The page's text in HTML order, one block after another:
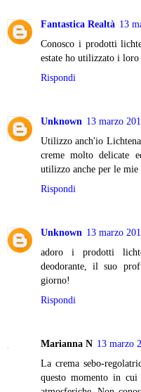
Fantastica Realtà 13
Conosco i prodotti
estate ho utilizzato i
Rispondi
Unknown 13 marzo
Utilizzo anch'io
creme molto delicate
utilizzo anche per le mie
Rispondi
Unknown 13 marzo
adoro i prodotti
deodorante, il suo
giorno!
Rispondi
Marianna N 13 marzo
La crema sebo-
questo momento in